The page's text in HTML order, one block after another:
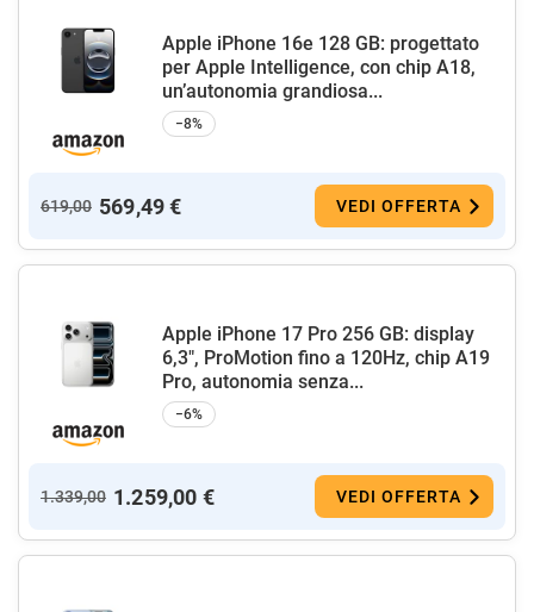
Apple iPhone 16e 128 GB: progettato
per Apple Intelligence, con chip A18,
un’autonomia grandiosa...
−8%
619,00 569,49 € VEDI OFFERTA
Apple iPhone 17 Pro 256 GB: display
6,3", ProMotion fino a 120Hz, chip A19
Pro, autonomia senza...
−6%
1.339,00 1.259,00 € VEDI OFFERTA